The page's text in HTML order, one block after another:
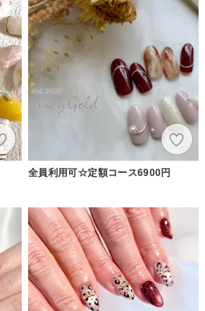
全員利用可☆定額コース6900円